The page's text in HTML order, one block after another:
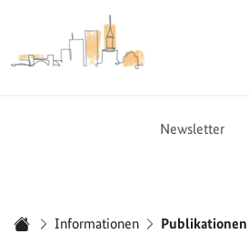
Zur Startseite - BGZ - Bundesamt für
Newsletter
Informationen Publikationen